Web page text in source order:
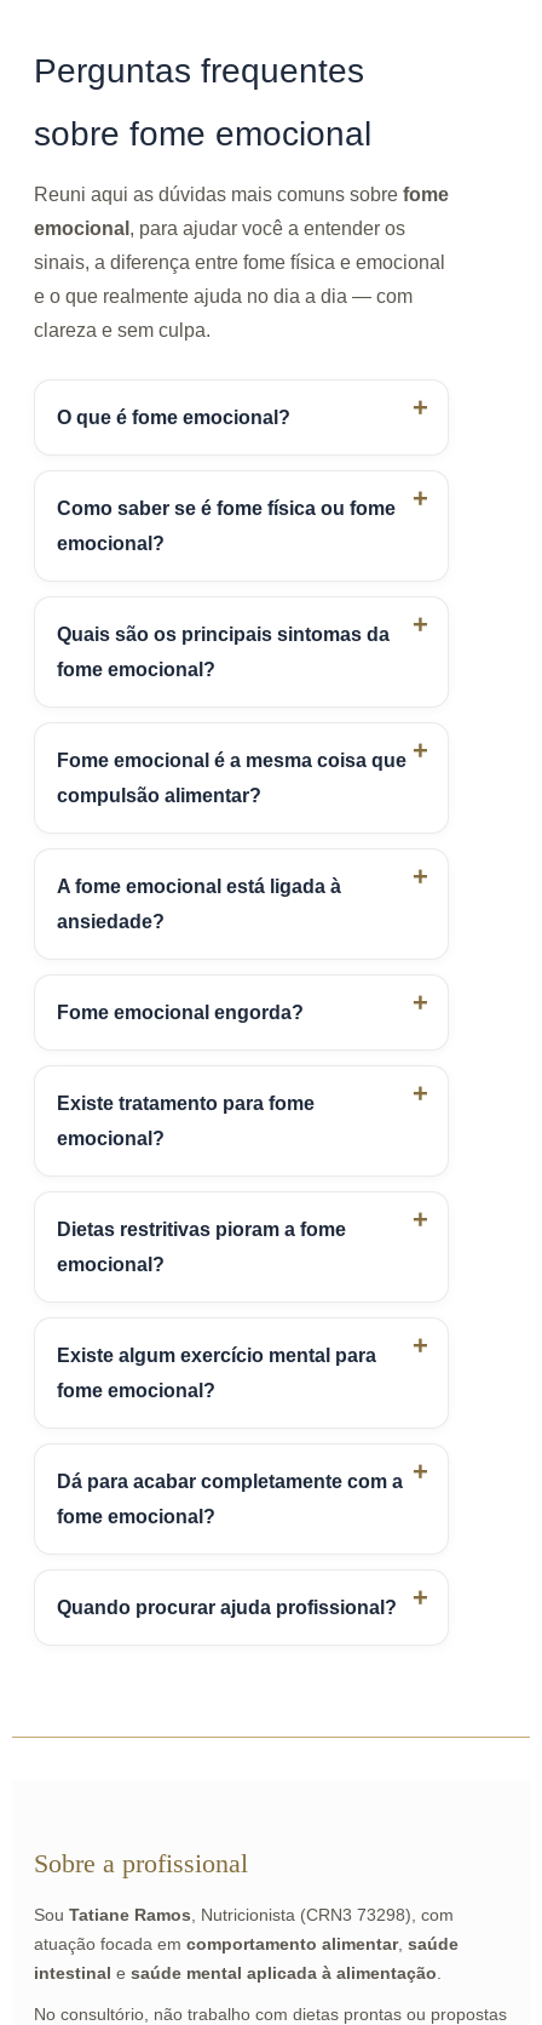
Perguntas frequentes
sobre fome emocional
Reuni aqui as dúvidas mais comuns sobre fome
emocional , para ajudar você a entender os
sinais, a diferença entre fome física e emocional
e o que realmente ajuda no dia a dia — com
clareza e sem culpa.
O que é fome emocional?
Como saber se é fome física ou fome
emocional?
Quais são os principais sintomas da
fome emocional?
Fome emocional é a mesma coisa que
compulsão alimentar?
A fome emocional está ligada à
ansiedade?
Fome emocional engorda?
Existe tratamento para fome
emocional?
Dietas restritivas pioram a fome
emocional?
Existe algum exercício mental para
fome emocional?
Dá para acabar completamente com a
fome emocional?
Quando procurar ajuda profissional?
Sobre a profissional
Sou Tatiane Ramos , Nutricionista (CRN3 73298), com
atuação focada em comportamento alimentar, saúde
intestinal e saúde mental aplicada à alimentação
No consultório, não trabalho com dietas prontas ou propostas